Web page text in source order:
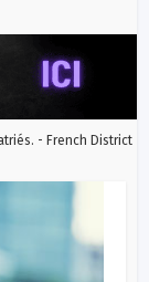
- French District